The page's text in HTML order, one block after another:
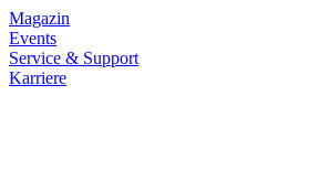
Magazin
Events
Service & Support
Karriere